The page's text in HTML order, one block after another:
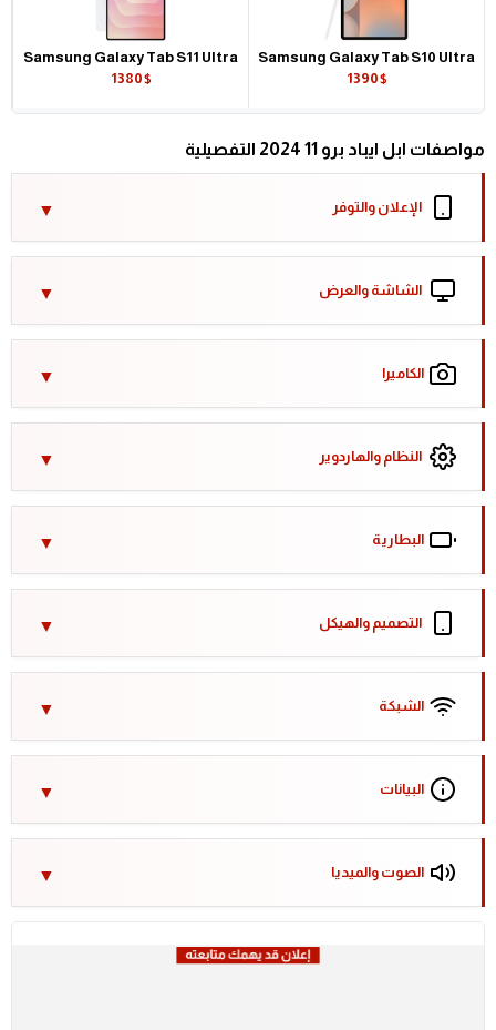
Samsung Galaxy Tab S10 Ultra
1390$
Samsung Galaxy Tab S11 Ultra
1380$
مواصفات ابل ايباد برو 11 2024 التفصيلية
الإعلان والتوفر
الشاشة والعرض
الكاميرا
النظام والهاردوير
البطارية
التصميم والهيكل
الشبكة
البيانات
الصوت والميديا